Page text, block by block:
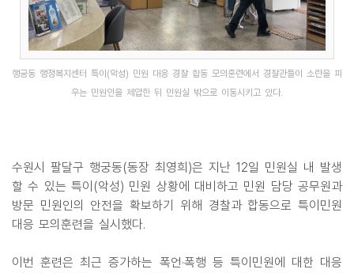
행궁동 행정복지센터 특이(악성) 민원 대응 경찰 합동 모의훈련에서 경찰관들이 소란을 피
우는 민원인을 제압한 뒤 민원실 밖으로 이동시키고 있다.
수원시 팔달구 행궁동(동장 최영희)은 지난 12일 민원실 내 발생
할 수 있는 특이(악성) 민원 상황에 대비하고 민원 담당 공무원과
방문 민원인의 안전을 확보하기 위해 경찰과 합동으로 특이민원
대응 모의훈련을 실시했다.
이번 훈련은 최근 증가하는 폭언·폭행 등 특이민원에 대한 대응